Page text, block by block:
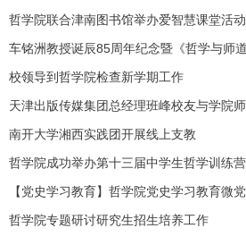
哲学院联合津南图书馆举办爱智慧课堂活动
校领导到哲学院检查新学期工作
南开大学湘西实践团开展线上支教
哲学院专题研讨研究生招生培养工作